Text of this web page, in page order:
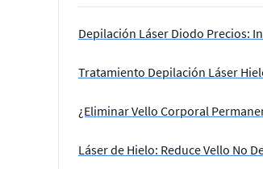
Depilación Láser Diodo Precios:
Tratamiento Depilación Láser
¿Eliminar Vello Corporal
Láser de Hielo: Reduce Vello No